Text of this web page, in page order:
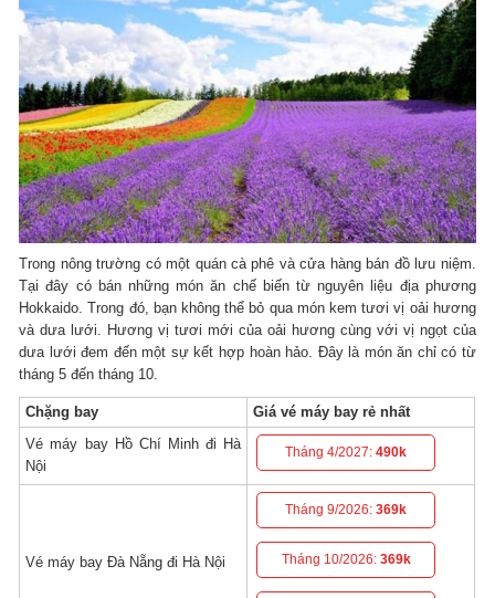
Trong nông trường có một quán cà phê và cửa hàng bán đồ lưu niệm.
Tại đây có bán những món ăn chế biến từ nguyên liệu địa phương
Hokkaido. Trong đó, bạn không thể bỏ qua món kem tươi vị oải hương
và dưa lưới. Hương vị tươi mới của oải hương cùng với vị ngọt của
dưa lưới đem đến một sự kết hợp hoàn hảo. Đây là món ăn chỉ có từ
tháng 5 đến tháng 10.
Chặng bay
Giá vé máy bay rẻ nhất
Vé máy bay Hồ Chí Minh đi Hà
Nội
Tháng 4/2027:490k
Vé máy bay Đà Nẵng đi Hà Nội
Tháng 9/2026:369k
Tháng 10/2026: 369k